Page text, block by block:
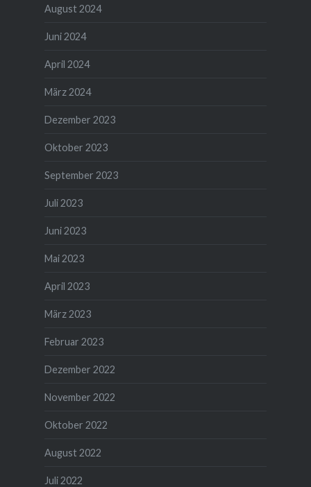
August 2024
Juni 2024
April 2024
März 2024
Dezember 2023
Oktober 2023
September 2023
Juli 2023
Juni 2023
Mai 2023
April 2023
März 2023
Februar 2023
Dezember 2022
November 2022
Oktober 2022
August 2022
Juli 2022